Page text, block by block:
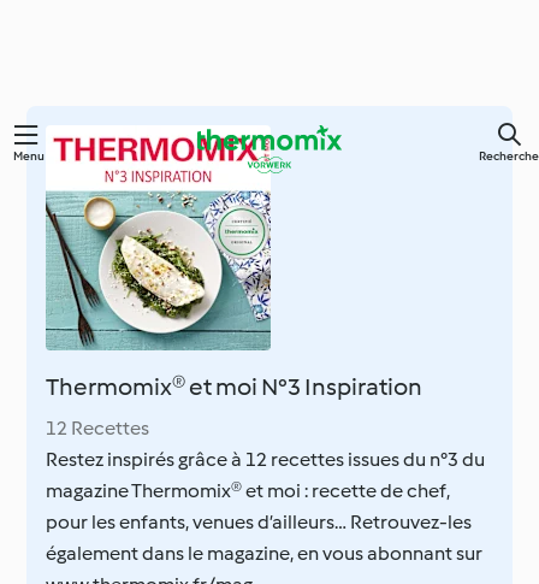
Skip
content
Menu Recherche
Thermomix® et moi N°3 Inspiration
12 Recettes
Restez inspirés grâce à 12 recettes issues du n°3 du
magazine Thermomix® et moi : recette de chef,
pour les enfants, venues d’ailleurs… Retrouvez-les
également dans le magazine, en vous abonnant sur